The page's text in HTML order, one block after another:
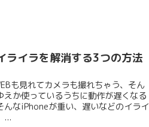
ライラを解消する3つの方法
も見れてカメラも撮れちゃう、そん
か使っているうちに動作が遅くなる
んなiPhoneが重い、遅いなどのイライ
...